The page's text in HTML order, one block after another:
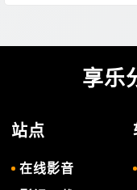
享乐
站点
在线影音